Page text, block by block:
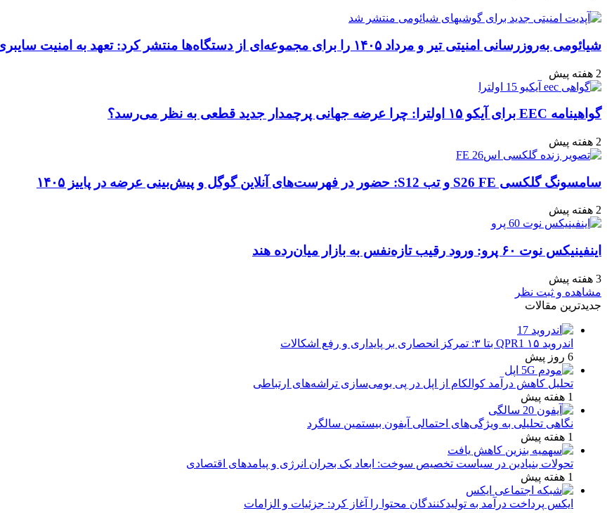
ایمیل
شیائومی به‌روزرسانی امنیتی تیر و مرداد ۱۴۰۵ را برای مجموعه‌ای از دستگاه‌ها منتشر کرد: تعهد به امنیت سایبری
2 هفته پیش
گواهینامه EEC برای آیکو ۱۵ اولترا: چرا عرضه جهانی پرچمدار جدید قطعی به نظر می‌رسد؟
2 هفته پیش
سامسونگ گلکسی S26 FE و تب S12: حضور در فهرست‌های آنلاین گوگل و پیش‌بینی عرضه در پاییز ۱۴۰۵
2 هفته پیش
اینفینیکس نوت ۶۰ پرو: ورود رقیب تازه‌نفس به بازار میان‌رده هند
3 هفته پیش
مشاهده و ثبت نظر
جدیدترین مقالات
اندروید ۱۵ QPR1 بتا ۳: تمرکز انحصاری بر پایداری و رفع اشکالات
6 روز پیش
تحلیل کاهش درآمد کوالکام از اپل در پی بومی‌سازی تراشه‌های ارتباطی
1 هفته پیش
نگاهی تحلیلی به ویژگی‌های احتمالی آیفون بیستمین سالگرد
1 هفته پیش
تحولات بنیادین در سیاست تخصیص سوخت: ابعاد یک بحران انرژی و پیامدهای اقتصادی
1 هفته پیش
ایکس پرداخت درآمد به تولیدکنندگان محتوا را آغاز کرد: جزئیات و الزامات